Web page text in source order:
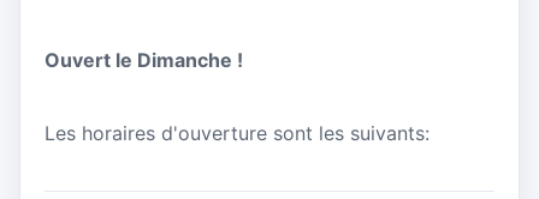
Ouvert le Dimanche !
Les horaires d'ouverture sont les suivants: